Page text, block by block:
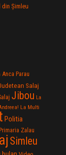
Şimleu
Anca Parau
Salaj
Jibou La
La Multi
Politia
Primaria Zalau
Simleu